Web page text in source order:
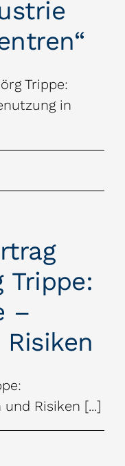
Trippe:
in
Trippe:
–
Risiken [...]